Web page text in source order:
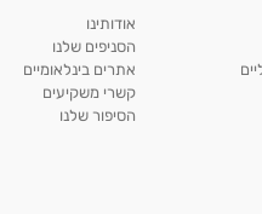
אודותינו
הסניפים שלנו
אתרים בינלאומיים
קשרי משקיעים
הסיפור שלנו